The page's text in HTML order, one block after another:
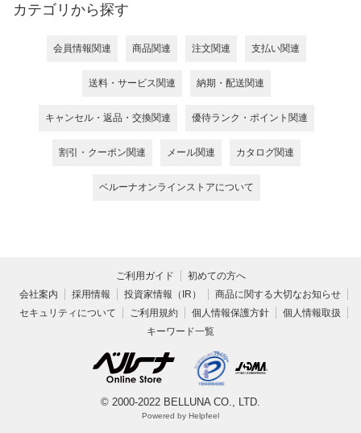
カテゴリから探す
会員情報関連 商品関連 注文関連 支払い関連
送料・サービス関連 納期・配送関連
キャンセル・返品・交換関連 優待ランク・ポイント関連
割引・クーポン関連 メール関連 カタログ関連
ベルーナオンラインストアについて
ご利用ガイド
初めての方へ
会社案内
採用情報 投資家情報（IR）
商品に関する大切なお知らせ
セキュリティについて
ご利用規約 個人情報保護方針
個人情報取扱
キーワード一覧
© 2000-2022 BELLUNA CO., LTD.
Powered by Helpfeel